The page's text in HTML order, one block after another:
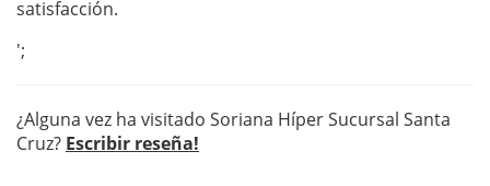
satisfacción.
';
¿Alguna vez ha visitado Soriana Híper Sucursal Santa
Cruz? Escribir reseña!